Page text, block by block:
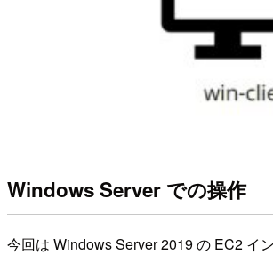
Windows Server での操作
今回は Windows Server 2019 の EC2 イ